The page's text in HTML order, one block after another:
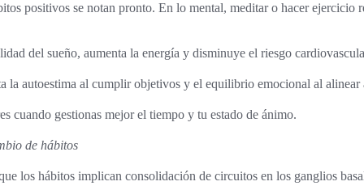
positivos se notan pronto. En lo mental, meditar o hacer ejercicio
del sueño, aumenta la energía y disminuye el riesgo
la autoestima al cumplir objetivos y el equilibrio emocional al alinear
cuando gestionas mejor el tiempo y tu estado de ánimo.
de hábitos
los hábitos implican consolidación de circuitos en los ganglios